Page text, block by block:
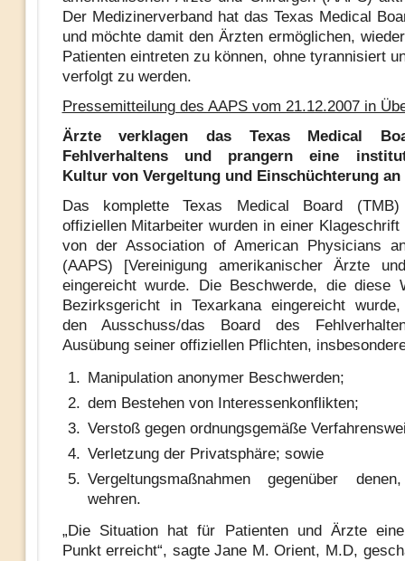
Der Medizinerverband hat das Texas Medical
und möchte damit den Ärzten ermöglichen,
Patienten eintreten zu können, ohne tyrannisiert
verfolgt zu werden.
Pressemitteilung des AAPS vom 21.12.2007 in
Ärzte verklagen das Texas Medical
Fehlverhaltens und prangern eine
Kultur von Vergeltung und Einschüchterung an
Das komplette Texas Medical Board
offiziellen Mitarbeiter wurden in einer Klageschrift
von der Association of American Physicians
(AAPS) [Vereinigung amerikanischer Ärzte
eingereicht wurde. Die Beschwerde, die diese
Bezirksgericht in Texarkana eingereicht
den Ausschuss/das Board des
Ausübung seiner offiziellen Pflichten,
Manipulation anonymer Beschwerden;
dem Bestehen von Interessenkonflikten;
Verstoß gegen ordnungsgemäße
Verletzung der Privatsphäre; sowie
Vergeltungsmaßnahmen gegenüber
wehren.
„Die Situation hat für Patienten und Ärzte
Punkt erreicht“, sagte Jane M. Orient, M.D,